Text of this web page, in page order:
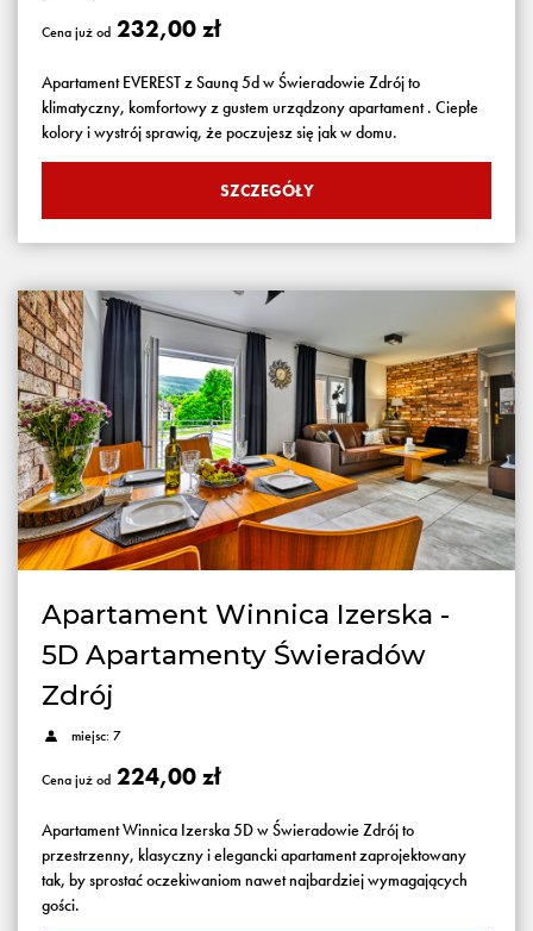
Cena już od 232,00 zł
Apartament EVEREST z Sauną 5d w Świeradowie Zdrój to
klimatyczny, komfortowy z gustem urządzony apartament . Ciepłe
kolory i wystrój sprawią, że poczujesz się jak w domu.
SZCZEGÓŁY
Apartament Winnica Izerska -
5D Apartamenty Świeradów
Zdrój
miejsc: 7
Cena już od 224,00 zł
Apartament Winnica Izerska 5D w Świeradowie Zdrój to
przestrzenny, klasyczny i elegancki apartament zaprojektowany
tak, by sprostać oczekiwaniom nawet najbardziej wymagających
gości.